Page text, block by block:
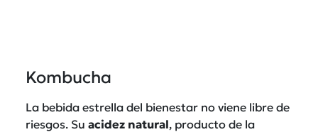
Kombucha
La bebida estrella del bienestar no viene libre de
riesgos. Su acidez natural, producto de la